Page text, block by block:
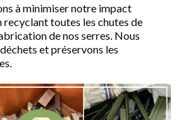
à minimiser notre impact
recyclant toutes les chutes de
de nos serres. Nous
et préservons les